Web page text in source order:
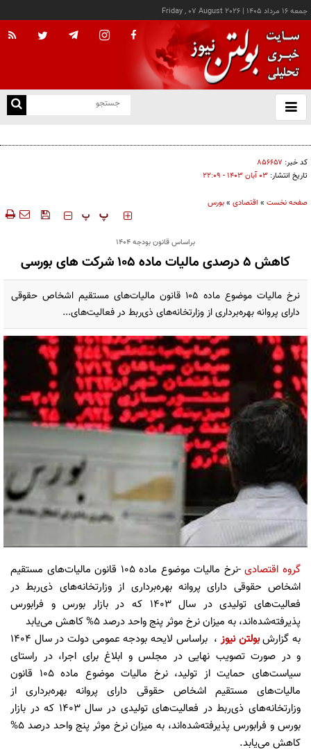
جمعه ۱۶ مرداد ۱۴۰۵ |
Friday , 07 August 2026
باز
و
کد خبر: ۸۵۶۶۵۷
تاریخ انتشار: ۰۳ آبان ۱۴۰۳ - ۲۲:۰۹
صفحه نخست » اقتصادی »بورس
‍‍‍ پ پ
براساس قانون بودجه 1404
کاهش 5 درصدی مالیات ماده 105 شرکت های بورسی
نرخ مالیات موضوع ماده ۱۰۵ قانون مالیات‌های مستقیم اشخاص حقوقی
دارای پروانه بهره‌برداری از وزارتخانه‌های ذی‌ربط در فعالیت‌های...
گروه اقتصادی
-نرخ مالیات موضوع ماده ۱۰۵ قانون مالیات‌های مستقیم
اشخاص حقوقی دارای پروانه بهره‌برداری از وزارتخانه‌های ذی‌ربط در
فعالیت‌های تولیدی در سال ۱۴۰3 که در بازار بورس و فرابورس
پذیرفته‌شده‌اند، به میزان نرخ موثر پنج واحد درصد 5% کاهش می‌یابد
به گزارشبولتن نیوز
، براساس لایحه بودجه عمومی دولت در سال 1404
و در صورت تصویب نهایی در مجلس و ابلاغ برای اجرا، در راستای
سیاست‌های حمایت از تولید، نرخ مالیات موضوع ماده ۱۰۵ قانون
مالیات‌های مستقیم اشخاص حقوقی دارای پروانه بهره‌برداری از
وزارتخانه‌های ذی‌ربط در فعالیت‌های تولیدی در سال ۱۴۰3 که در بازار
بورس و فرابورس پذیرفته‌شده‌اند، به میزان نرخ موثر پنج واحد درصد 5%
کاهش می‌یابد.